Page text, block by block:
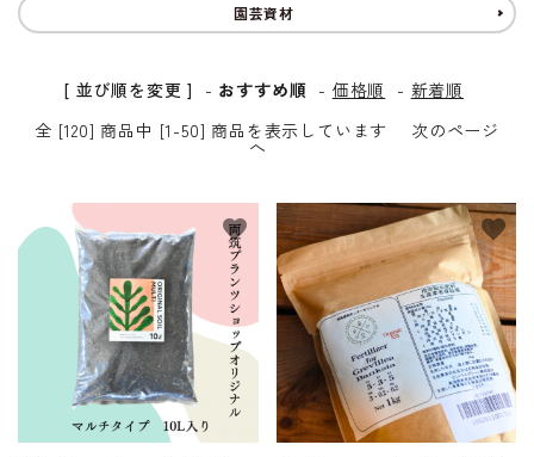
園芸資材
[ 並び順を変更 ] - おすすめ順 - 価格順 - 新着順
全 [120] 商品中 [1-50] 商品を表示しています
次のページ
へ
favorite favorite